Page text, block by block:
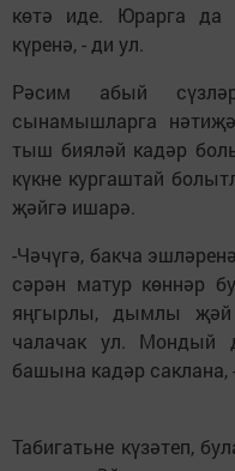
көтә иде. Юрарга да
күренә, - ди ул.
Рәсим абый
сынамышларга
тыш бияләй кадәр
күкне кургаштай
җәйгә ишарә.
-Чәчүгә, бакча
сәрән матур көннәр
яңгырлы, дымлы
чалачак ул.
башына кадәр
Табигатьне күзәтеп,